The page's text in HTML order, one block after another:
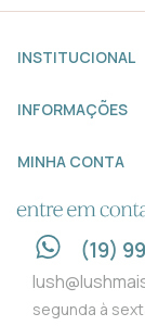
INSTITUCIONAL
INFORMAÇÕES
MINHA CONTA
ENTRE EM
(19)
segunda à